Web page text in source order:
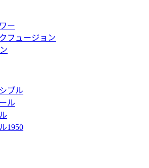
ー
フュージョン
ブル
ル
1950